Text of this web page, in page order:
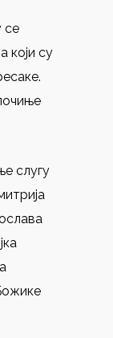
се
који су
слугу